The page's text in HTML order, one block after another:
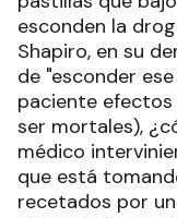
esconden la
Shapiro, en su
de "esconder
paciente efectos
ser mortales),
médico
que está
recetados por